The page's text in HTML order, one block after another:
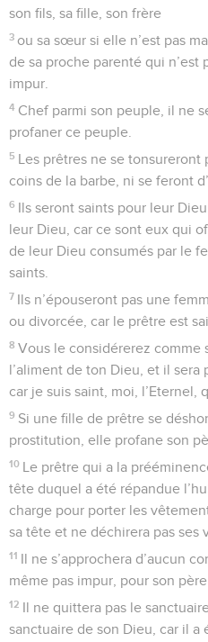
son fils, sa fille, son frère
3 ou sa sœur si elle n’est pas
de sa proche parenté qui n’est
impur.
4 Chef parmi son peuple, il ne
profaner ce peuple.
5 Les prêtres ne se tonsureront
coins de la barbe, ni se feront
6 Ils seront saints pour leur
leur Dieu, car ce sont eux qui
de leur Dieu consumés par le
saints.
7 Ils n’épouseront pas une
ou divorcée, car le prêtre est
8 Vous le considérerez comme
l’aliment de ton Dieu, et il sera
car je suis saint, moi, l’Eternel,
9 Si une fille de prêtre se
prostitution, elle profane son
10 Le prêtre qui a la
tête duquel a été répandue
charge pour porter les
sa tête et ne déchirera pas ses
11 Il ne s’approchera d’aucun
même pas impur, pour son père
12 Il ne quittera pas le
sanctuaire de son Dieu, car il a